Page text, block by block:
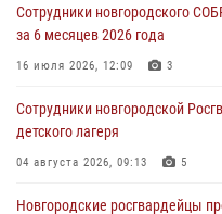
центре подготовки личного
30 июля 2026, 16:00 1
разрешительной работы
линию»
30 июля 2026, 14:36 1
Новгородские росгвардейцы
Сотрудники новгородского
за 6 месяцев 2026 года
16 июля 2026, 12:09 3
Сотрудники новгородской
детского лагеря
04 августа 2026, 09:13 5
Новгородские росгвардейцы